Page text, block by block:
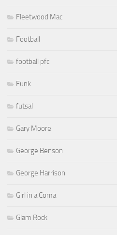
Fleetwood Mac
Football
football pfc
Funk
futsal
Gary Moore
George Benson
George Harrison
Girl in a Coma
Glam Rock